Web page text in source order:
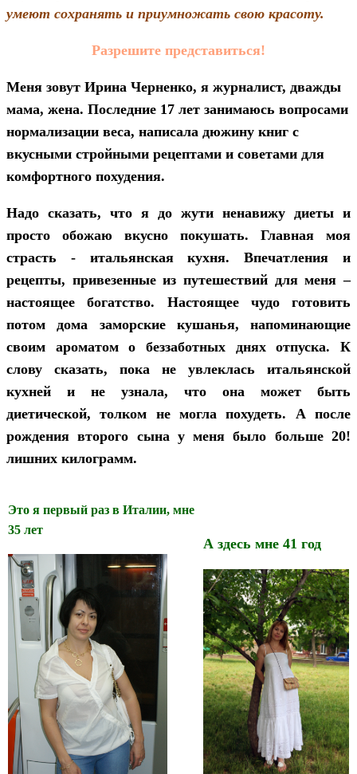
умеют сохранять и приумножать свою красоту.
Разрешите представиться!
Меня зовут Ирина Черненко, я журналист, дважды
мама, жена. Последние 17 лет занимаюсь вопросами
нормализации веса, написала дюжину книг с
вкусными стройными рецептами и советами для
комфортного похудения.
Надо сказать, что я до жути ненавижу диеты и
просто обожаю вкусно покушать. Главная моя
страсть - итальянская кухня.Впечатления и
рецепты, привезенные из путешествий для меня –
настоящее богатство. Настоящее чудо готовить
потом дома заморские кушанья, напоминающие
своим ароматом о беззаботных днях отпуска. К
слову сказать, пока не увлеклась итальянской
кухней и не узнала, что она может быть
диетической, толком не могла похудеть. А после
рождения второго сына у меня было больше 20!
лишних килограмм.
Это я первый раз в Италии, мне
35 лет
А здесь мне 41 год